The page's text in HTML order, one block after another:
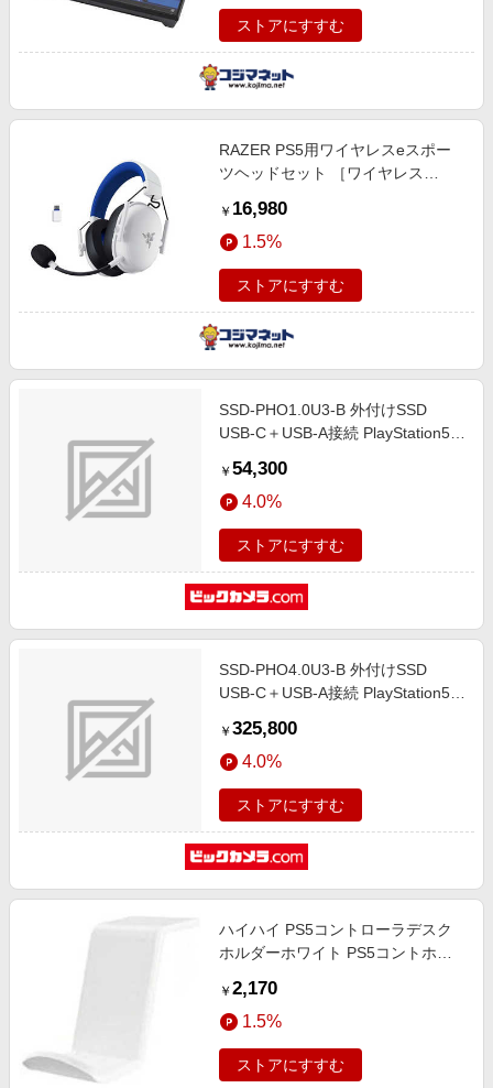
ストアにすすむ
RAZER PS5用ワイヤレスeスポー
ツヘッドセット ［ワイヤレス
バンドタイプ］ RZ04-05420500-
R3UA
￥ 16,980
1.5%
ストアにすすむ
SSD-PHO1.0U3-B 外付けSSD
USB-C＋USB-A接続 PlayStation5/4
応) ブラック [ポータブル型]
￥ 54,300
4.0%
ストアにすすむ
SSD-PHO4.0U3-B 外付けSSD
USB-C＋USB-A接続 PlayStation5/4
応) ブラック [ポータブル型]
￥ 325,800
4.0%
ストアにすすむ
ハイハイ PS5コントローラデスク
ホルダーホワイト PS5コントホル
￥ 2,170
1.5%
ストアにすすむ